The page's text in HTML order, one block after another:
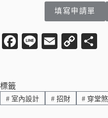
填寫申請單
Fa
ok
Li
E
C
Li
nk
標籤
#室內設計 #招財 # 穿堂煞